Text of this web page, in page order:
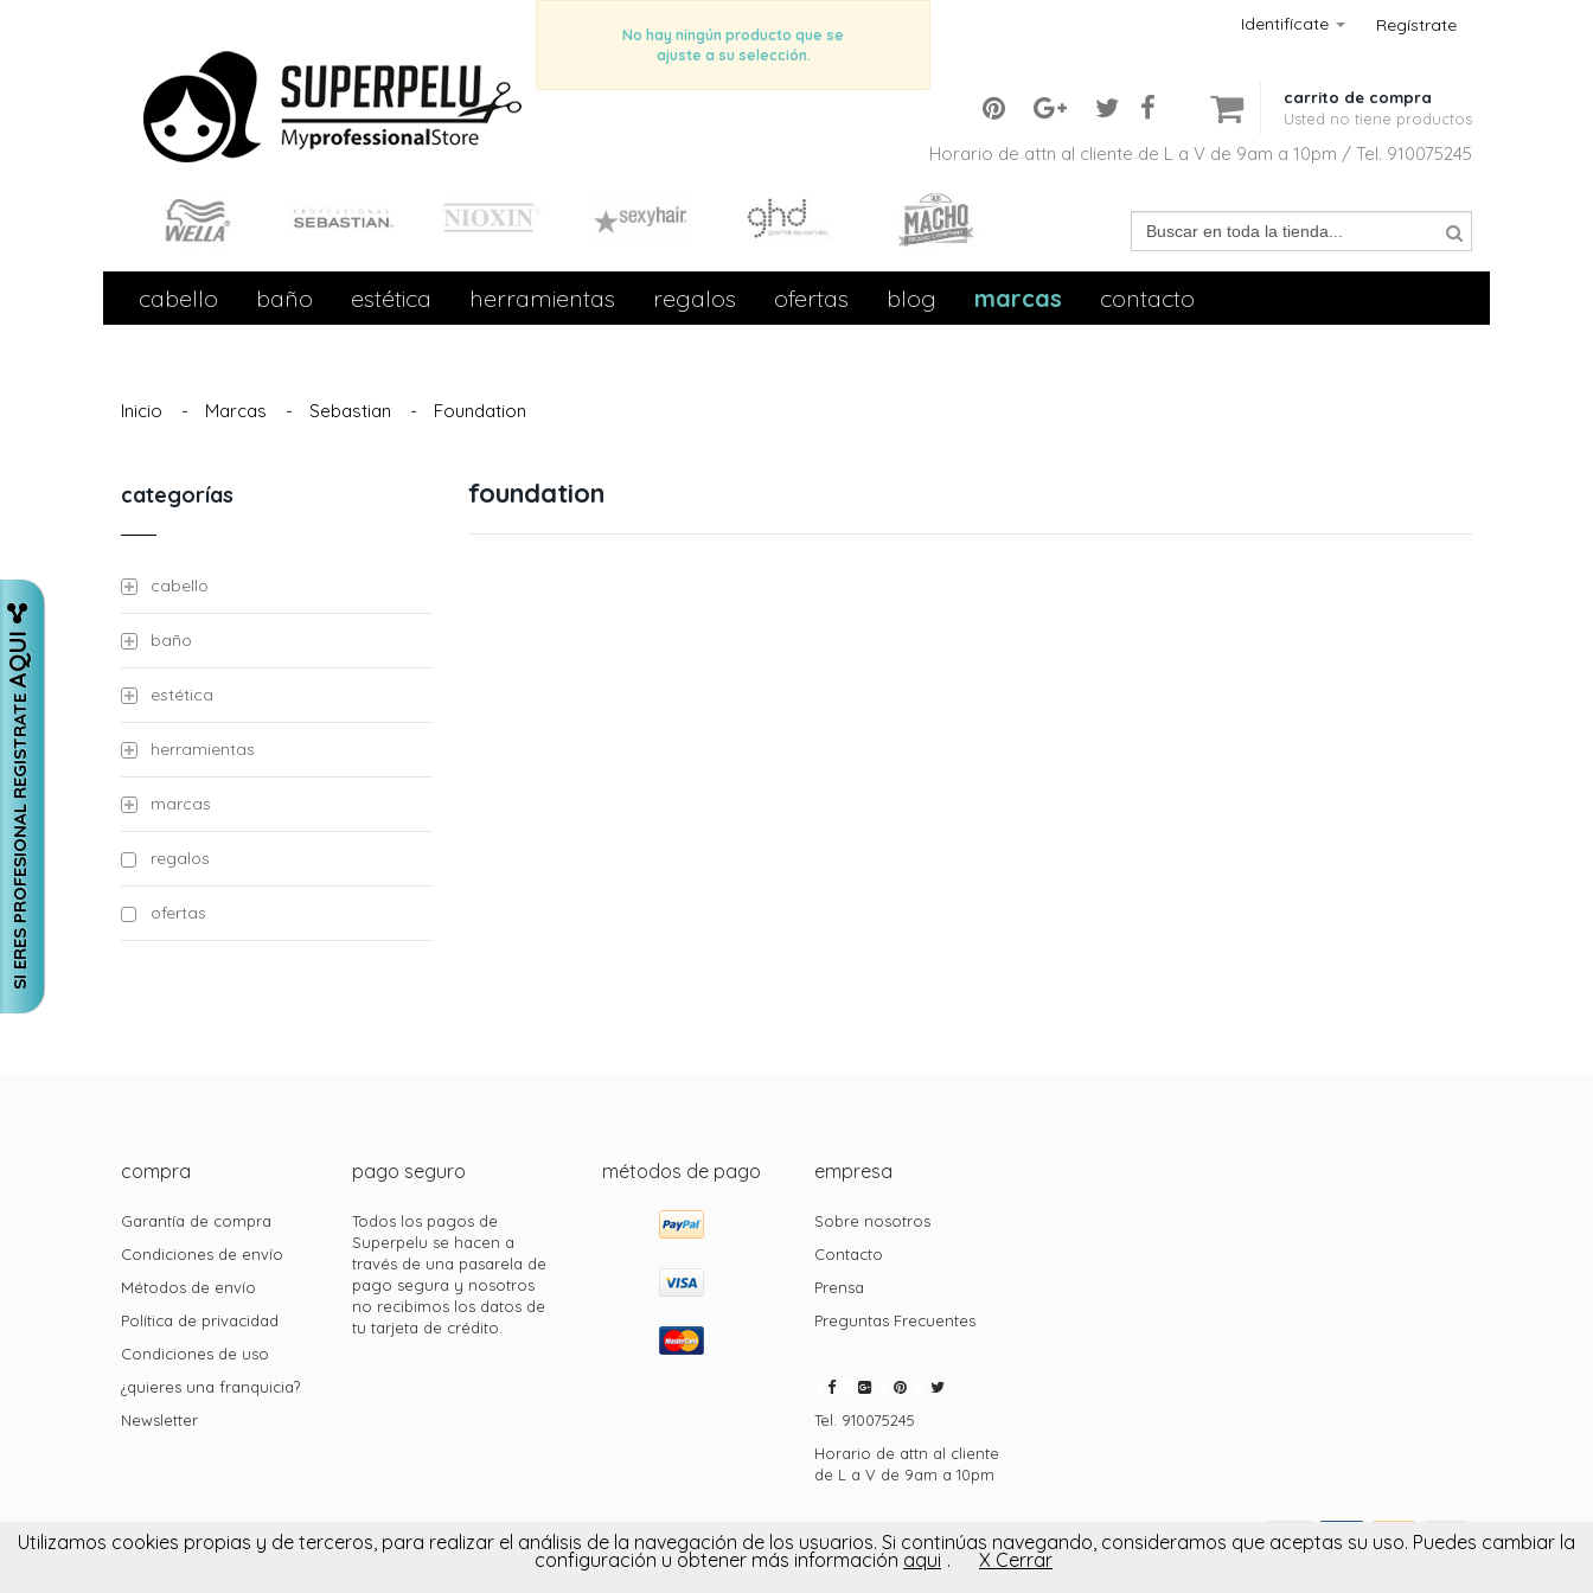
SI ERES PROFESIONAL REGISTRATE
AQUI
Utilizamos cookies propias y de terceros, para realizar el análisis de la navegación de los usuarios. Si continúas navegando, consideramos que aceptas su uso. Puedes cambiar la
configuración u obtener más información aqui . X Cerrar
Regístrate
Identifícate
carrito de compra
Usted no tiene productos
Horario de attn al cliente de L a V de 9am a 10pm / Tel. 910075245
cabello baño estética herramientas regalos ofertas blog marcas contacto
Inicio - Marcas - Sebastian - Foundation
categorías
cabello
baño
estética
herramientas
marcas
regalos
ofertas
foundation
No hay ningún producto que se
ajuste a su selección.
compra
Garantía de compra
Condiciones de envío
Métodos de envío
Política de privacidad
Condiciones de uso
¿quieres una franquicia?
Newsletter
pago seguro
Todos los pagos de
Superpelu se hacen a
través de una pasarela de
pago segura y nosotros
no recibimos los datos de
tu tarjeta de crédito.
métodos de pago empresa
Sobre nosotros
Contacto
Prensa
Preguntas Frecuentes
Tel. 910075245
Horario de attn al cliente
de L a V de 9am a 10pm
Superpelu 2015. Todos los derechos reservados.Política de privacidad|
Cookies.